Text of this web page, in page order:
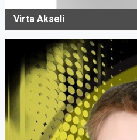
Virta Akseli